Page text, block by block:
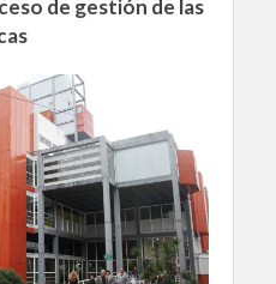
de gestión de las